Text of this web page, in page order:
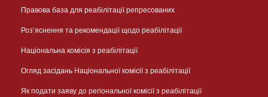
Правова база для реабілітації репресованих
Розʼяснення та рекомендації щодо реабілітації
Національна комісія з реабілітації
Огляд засідань Національної комісії з реабілітації
Як подати заяву до регіональної комісії з реабілітації